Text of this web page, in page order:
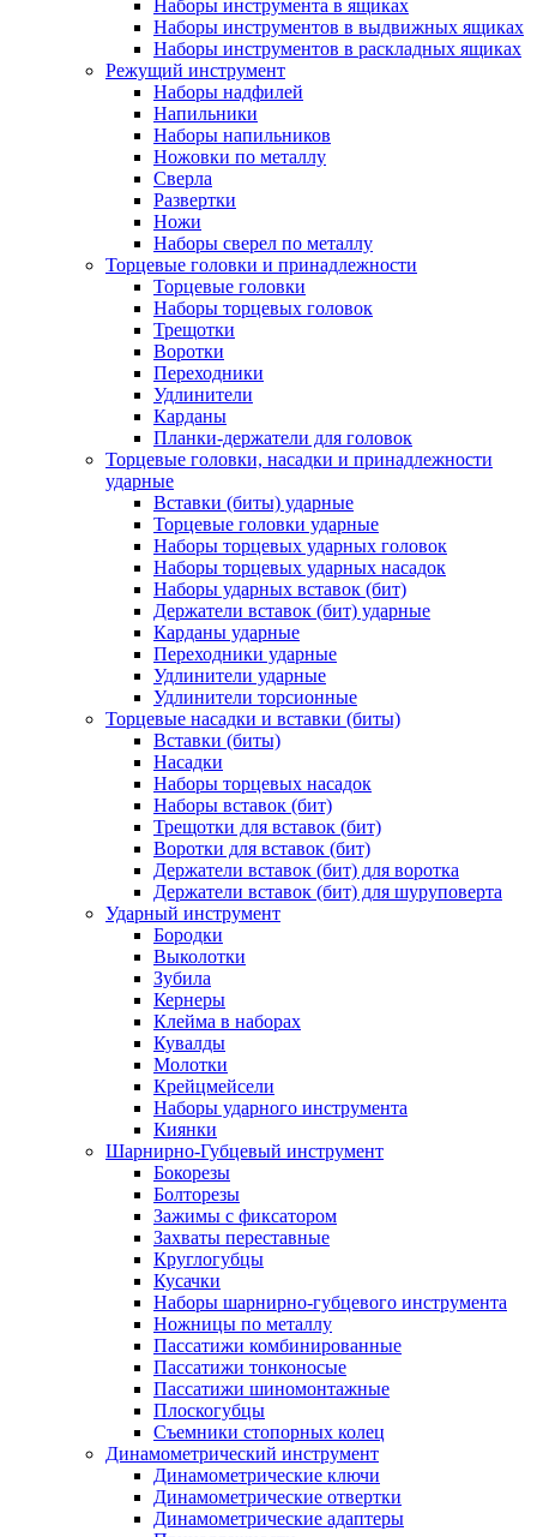
Наборы инструмента в ящиках
Наборы инструментов в выдвижных ящиках
Наборы инструментов в раскладных ящиках
Режущий инструмент
Наборы надфилей
Напильники
Наборы напильников
Ножовки по металлу
Сверла
Развертки
Ножи
Наборы сверел по металлу
Торцевые головки и принадлежности
Торцевые головки
Наборы торцевых головок
Трещотки
Воротки
Переходники
Удлинители
Карданы
Планки-держатели для головок
Торцевые головки, насадки и принадлежности
ударные
Вставки (биты) ударные
Торцевые головки ударные
Наборы торцевых ударных головок
Наборы торцевых ударных насадок
Наборы ударных вставок (бит)
Держатели вставок (бит) ударные
Карданы ударные
Переходники ударные
Удлинители ударные
Удлинители торсионные
Торцевые насадки и вставки (биты)
Вставки (биты)
Насадки
Наборы торцевых насадок
Наборы вставок (бит)
Трещотки для вставок (бит)
Воротки для вставок (бит)
Держатели вставок (бит) для воротка
Держатели вставок (бит) для шуруповерта
Ударный инструмент
Бородки
Выколотки
Зубила
Кернеры
Клейма в наборах
Кувалды
Молотки
Крейцмейсели
Наборы ударного инструмента
Киянки
Шарнирно-Губцевый инструмент
Бокорезы
Болторезы
Зажимы с фиксатором
Захваты переставные
Круглогубцы
Кусачки
Наборы шарнирно-губцевого инструмента
Ножницы по металлу
Пассатижи комбинированные
Пассатижи тонконосые
Пассатижи шиномонтажные
Плоскогубцы
Съемники стопорных колец
Динамометрический инструмент
Динамометрические ключи
Динамометрические отвертки
Динамометрические адаптеры